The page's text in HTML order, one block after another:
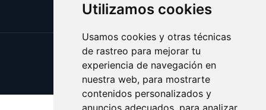
Utilizamos cookies
Usamos cookies y otras técnicas
de rastreo para mejorar tu
experiencia de navegación en
nuestra web, para mostrarte
contenidos personalizados y
anuncios adecuados, para analizar
Update cookies preferences
Copyright © 2025 aceitevirgen.es